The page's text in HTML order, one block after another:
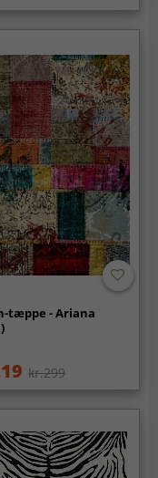
tæppe - Ariana
kr.299